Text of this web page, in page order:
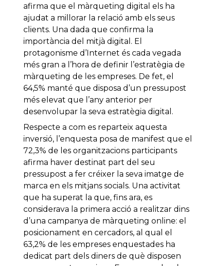
afirma que el màrqueting digital els ha
ajudat a millorar la relació amb els seus
clients. Una dada que confirma la
importància del mitjà digital. El
protagonisme d’Internet és cada vegada
més gran a l’hora de definir l’estratègia de
màrqueting de les empreses. De fet, el
64,5% manté que disposa d’un pressupost
més elevat que l’any anterior per
desenvolupar la seva estratègia digital.
Respecte a com es reparteix aquesta
inversió, l’enquesta posa de manifest que el
72,3% de les organitzacions participants
afirma haver destinat part del seu
pressupost a fer créixer la seva imatge de
marca en els mitjans socials. Una activitat
que ha superat la que, fins ara, es
considerava la primera acció a realitzar dins
d’una campanya de màrqueting online: el
posicionament en cercadors, al qual el
63,2% de les empreses enquestades ha
dedicat part dels diners de què disposen